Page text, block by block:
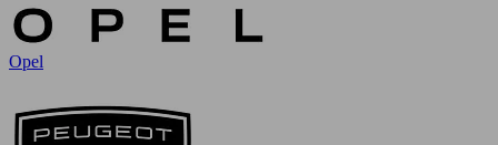
Opel